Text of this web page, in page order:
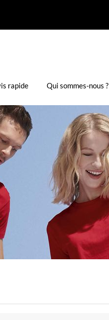
rapide Qui sommes-nous ?